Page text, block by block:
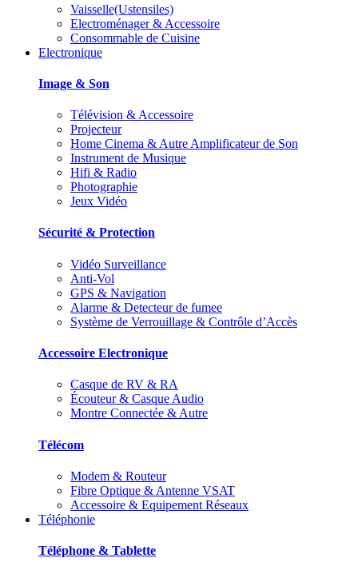
Vaisselle(Ustensiles)
Electroménager & Accessoire
Consommable de Cuisine
Electronique
Image & Son
Télévision & Accessoire
Projecteur
Home Cinema & Autre Amplificateur de Son
Instrument de Musique
Hifi & Radio
Photographie
Jeux Vidéo
Sécurité & Protection
Vidéo Surveillance
Anti-Vol
GPS & Navigation
Alarme & Detecteur de fumee
Système de Verrouillage & Contrôle d’Accès
Accessoire Electronique
Casque de RV & RA
Écouteur & Casque Audio
Montre Connectée & Autre
Télécom
Modem & Routeur
Fibre Optique & Antenne VSAT
Accessoire & Equipement Réseaux
Téléphonie
Téléphone & Tablette